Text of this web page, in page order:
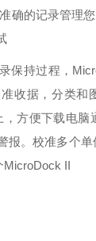
确的记录管理
保持过程，
收据，分类和
方便下载电脑
报。校准多个
MicroDock II